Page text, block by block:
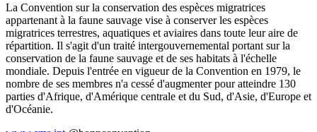
La Convention sur la conservation des espèces migratrices
appartenant à la faune sauvage vise à conserver les espèces
migratrices terrestres, aquatiques et aviaires dans toute leur aire de
répartition. Il s'agit d'un traité intergouvernemental portant sur la
conservation de la faune sauvage et de ses habitats à l'échelle
mondiale. Depuis l'entrée en vigueur de la Convention en 1979, le
nombre de ses membres n'a cessé d'augmenter pour atteindre 130
parties d'Afrique, d'Amérique centrale et du Sud, d'Asie, d'Europe et
d'Océanie.